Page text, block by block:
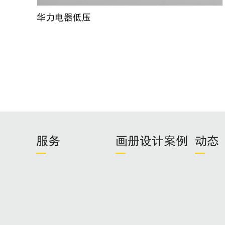
华力电器低压
服务 画册设计案例 动态